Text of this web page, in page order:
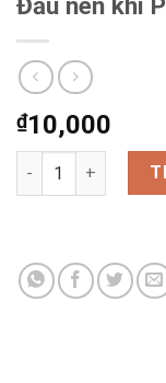
₫10,000
Đầu nén khí Puma